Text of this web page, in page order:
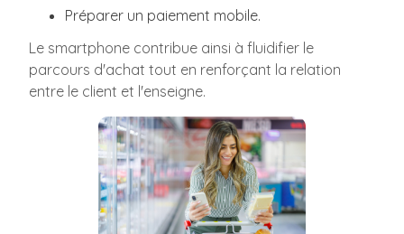
Préparer un paiement mobile.
Le smartphone contribue ainsi à fluidifier le
parcours d'achat tout en renforçant la relation
entre le client et l'enseigne.